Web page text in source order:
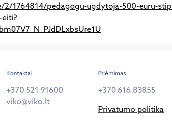
1764814/pedagogu-ugdytoja-500-euru-
Kontaktai
+370 521 91600
viko@viko.lt
Priėmimas
+370 616 83855
Privatumo politika